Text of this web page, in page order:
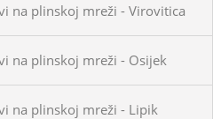
na plinskoj mreži - Virovitica
na plinskoj mreži - Osijek
na plinskoj mreži - Lipik